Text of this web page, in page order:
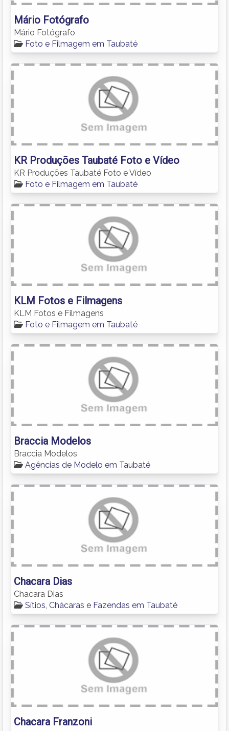
Mário Fotógrafo
Mário Fotógrafo
Foto e Filmagem em Taubaté
KR Produções Taubaté Foto e Vídeo
KR Produções Taubaté Foto e Vídeo
Foto e Filmagem em Taubaté
KLM Fotos e Filmagens
KLM Fotos e Filmagens
Foto e Filmagem em Taubaté
Braccia Modelos
Braccia Modelos
Agências de Modelo em Taubaté
Chacara Dias
Chacara Dias
Sítios, Chácaras e Fazendas em Taubaté
Chacara Franzoni